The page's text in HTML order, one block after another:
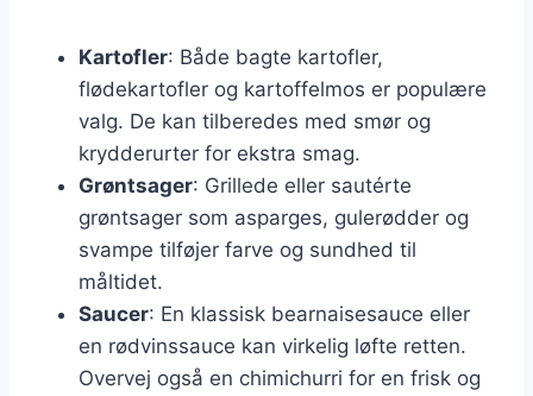
Kartofler: Både bagte kartofler,
flødekartofler og kartoffelmos er populære
valg. De kan tilberedes med smør og
krydderurter for ekstra smag.
Grøntsager: Grillede eller sautérte
grøntsager som asparges, gulerødder og
svampe tilføjer farve og sundhed til
måltidet.
Saucer: En klassisk bearnaisesauce eller
en rødvinssauce kan virkelig løfte retten.
Overvej også en chimichurri for en frisk og